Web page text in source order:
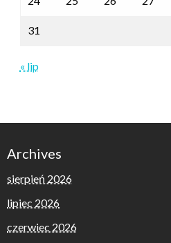
31
« lip
Archives
sierpień 2026
lipiec 2026
czerwiec 2026